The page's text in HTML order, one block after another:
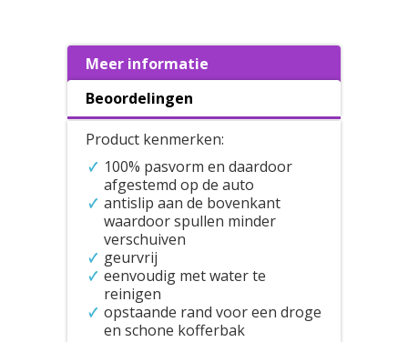
Meer informatie
Beoordelingen
Product kenmerken:
100% pasvorm en daardoor
afgestemd op de auto
antislip aan de bovenkant
waardoor spullen minder
verschuiven
geurvrij
eenvoudig met water te
reinigen
opstaande rand voor een droge
en schone kofferbak